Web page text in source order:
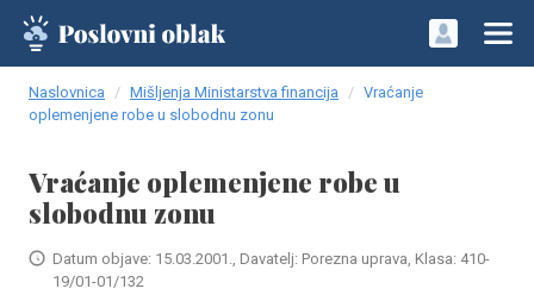
Naslovnica Mišljenja Ministarstva financija
Vraćanje
oplemenjene robe u slobodnu zonu
Vraćanje oplemenjene robe u
slobodnu zonu
Datum objave: 15.03.2001., Davatelj: Porezna uprava, Klasa: 410-
19/01-01/132